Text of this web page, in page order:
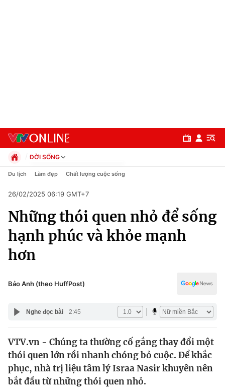
Chuyên mục
Chính trị
Xã hội
Pháp luật
Y tế
Thế giới
Tin tức
Thế giới đó đây
Kinh tế
ĐỜI SỐNG
Chính trị
Pháp luật
Kinh tế
Thể thao
Truyền hình
Văn hóa - Giải trí
Công nghệ
Du lịch Làm đẹp Chất lượng cuộc sống
26/02/2025 06:19 GMT+7
Những thói quen nhỏ để sống
hạnh phúc và khỏe mạnh
hơn
Bảo Anh (theo HuffPost)
Nghe đọc bài 2:45
VTV.vn - Chúng ta thường cố gắng thay đổi một
thói quen lớn rồi nhanh chóng bỏ cuộc. Để khắc
phục, nhà trị liệu tâm lý Israa Nasir khuyên nên
bắt đầu từ những thói quen nhỏ.